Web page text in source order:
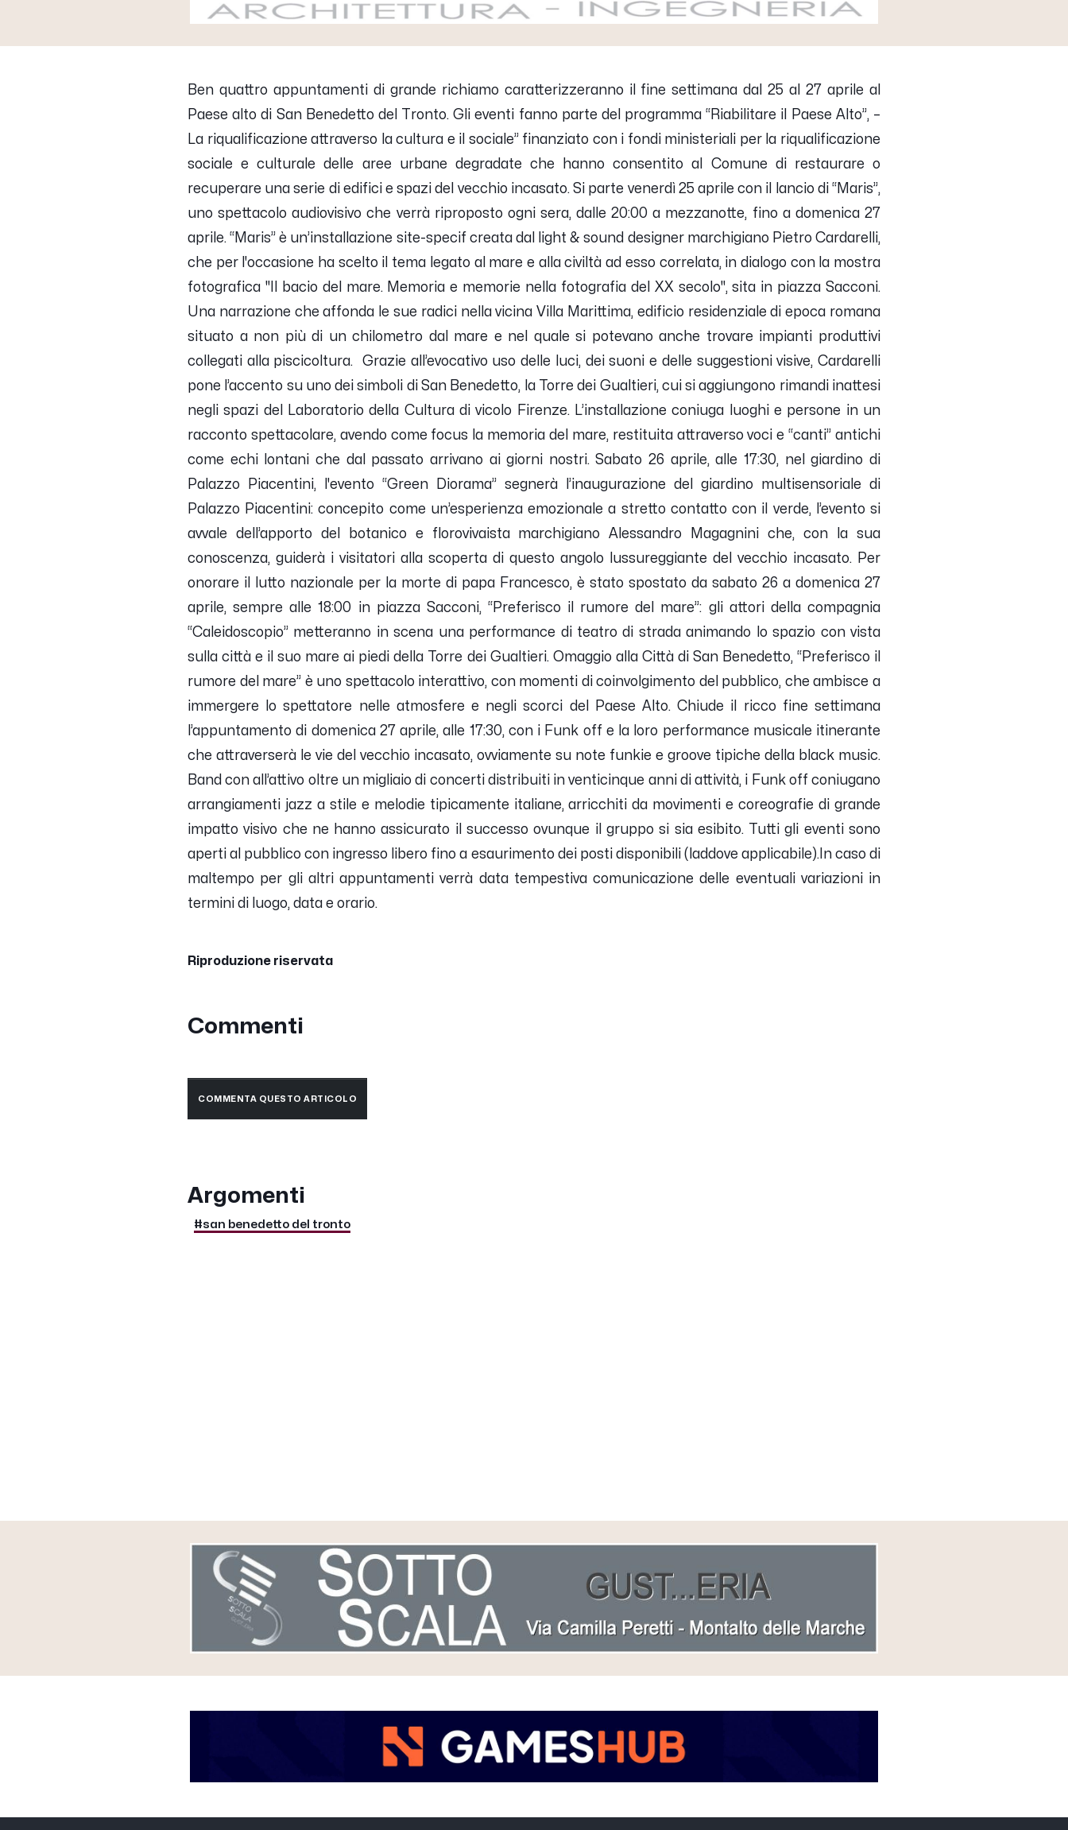
Ben quattro appuntamenti di grande richiamo caratterizzeranno il fine settimana dal 25 al 27 aprile al
Paese alto di San Benedetto del Tronto. Gli eventi fanno parte del programma “Riabilitare il Paese Alto”, –
La riqualificazione attraverso la cultura e il sociale” finanziato con i fondi ministeriali per la riqualificazione
sociale e culturale delle aree urbane degradate che hanno consentito al Comune di restaurare o
recuperare una serie di edifici e spazi del vecchio incasato.Si parte venerdì 25 aprile con il lancio di “Maris”,
uno spettacolo audiovisivo che verrà riproposto ogni sera, dalle 20:00 a mezzanotte, fino a domenica 27
aprile. “Maris” è un’installazione site-specif creata dal light & sound designer marchigiano Pietro Cardarelli,
che per l'occasione ha scelto il tema legato al mare e alla civiltà ad esso correlata, in dialogo con la mostra
fotografica "Il bacio del mare. Memoria e memorie nella fotografia del XX secolo", sita in piazza Sacconi.
Una narrazione che affonda le sue radici nella vicina Villa Marittima, edificio residenziale di epoca romana
situato a non più di un chilometro dal mare e nel quale si potevano anche trovare impianti produttivi
collegati alla piscicoltura. Grazie all’evocativo uso delle luci, dei suoni e delle suggestioni visive, Cardarelli
pone l’accento su uno dei simboli di San Benedetto, la Torre dei Gualtieri, cui si aggiungono rimandi inattesi
negli spazi del Laboratorio della Cultura di vicolo Firenze. L’installazione coniuga luoghi e persone in un
racconto spettacolare, avendo come focus la memoria del mare, restituita attraverso voci e “canti” antichi
come echi lontani che dal passato arrivano ai giorni nostri.Sabato 26 aprile, alle 17:30, nel giardino di
Palazzo Piacentini, l'evento “Green Diorama” segnerà l’inaugurazione del giardino multisensoriale di
Palazzo Piacentini: concepito come un’esperienza emozionale a stretto contatto con il verde, l’evento si
avvale dell’apporto del botanico e florovivaista marchigiano Alessandro Magagnini che, con la sua
conoscenza, guiderà i visitatori alla scoperta di questo angolo lussureggiante del vecchio incasato.
Per
onorare il lutto nazionale per la morte di papa Francesco, è stato spostato da sabato 26 a domenica 27
aprile, sempre alle 18:00 in piazza Sacconi, “Preferisco il rumore del mare”: gli attori della compagnia
“Caleidoscopio” metteranno in scena una performance di teatro di strada animando lo spazio con vista
sulla città e il suo mare ai piedi della Torre dei Gualtieri. Omaggio alla Città di San Benedetto, “Preferisco il
rumore del mare” è uno spettacolo interattivo, con momenti di coinvolgimento del pubblico, che ambisce a
immergere lo spettatore nelle atmosfere e negli scorci del Paese Alto.Chiude il ricco fine settimana
l’appuntamento di domenica 27 aprile, alle 17:30, con i Funk off e la loro performance musicale itinerante
che attraverserà le vie del vecchio incasato, ovviamente su note funkie e groove tipiche della black music.
Band con all’attivo oltre un migliaio di concerti distribuiti in venticinque anni di attività, i Funk off coniugano
arrangiamenti jazz a stile e melodie tipicamente italiane, arricchiti da movimenti e coreografie di grande
impatto visivo che ne hanno assicurato il successo ovunque il gruppo si sia esibito.
Tutti gli eventi sono
aperti al pubblico con ingresso libero fino a esaurimento dei posti disponibili (laddove applicabile).In caso di
maltempo per gli altri appuntamenti verrà data tempestiva comunicazione delle eventuali variazioni in
termini di luogo, data e orario.
Riproduzione riservata
Commenti
COMMENTA QUESTO ARTICOLO
Argomenti
#san benedetto del tronto